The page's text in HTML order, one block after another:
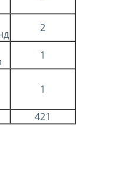
2
1
1
421